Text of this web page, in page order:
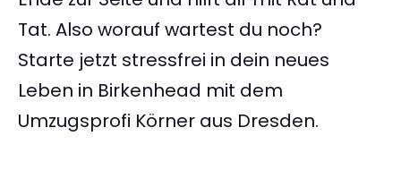
Tat. Also worauf wartest du noch?
Starte jetzt stressfrei in dein neues
Leben in Birkenhead mit dem
Umzugsprofi Körner aus Dresden.